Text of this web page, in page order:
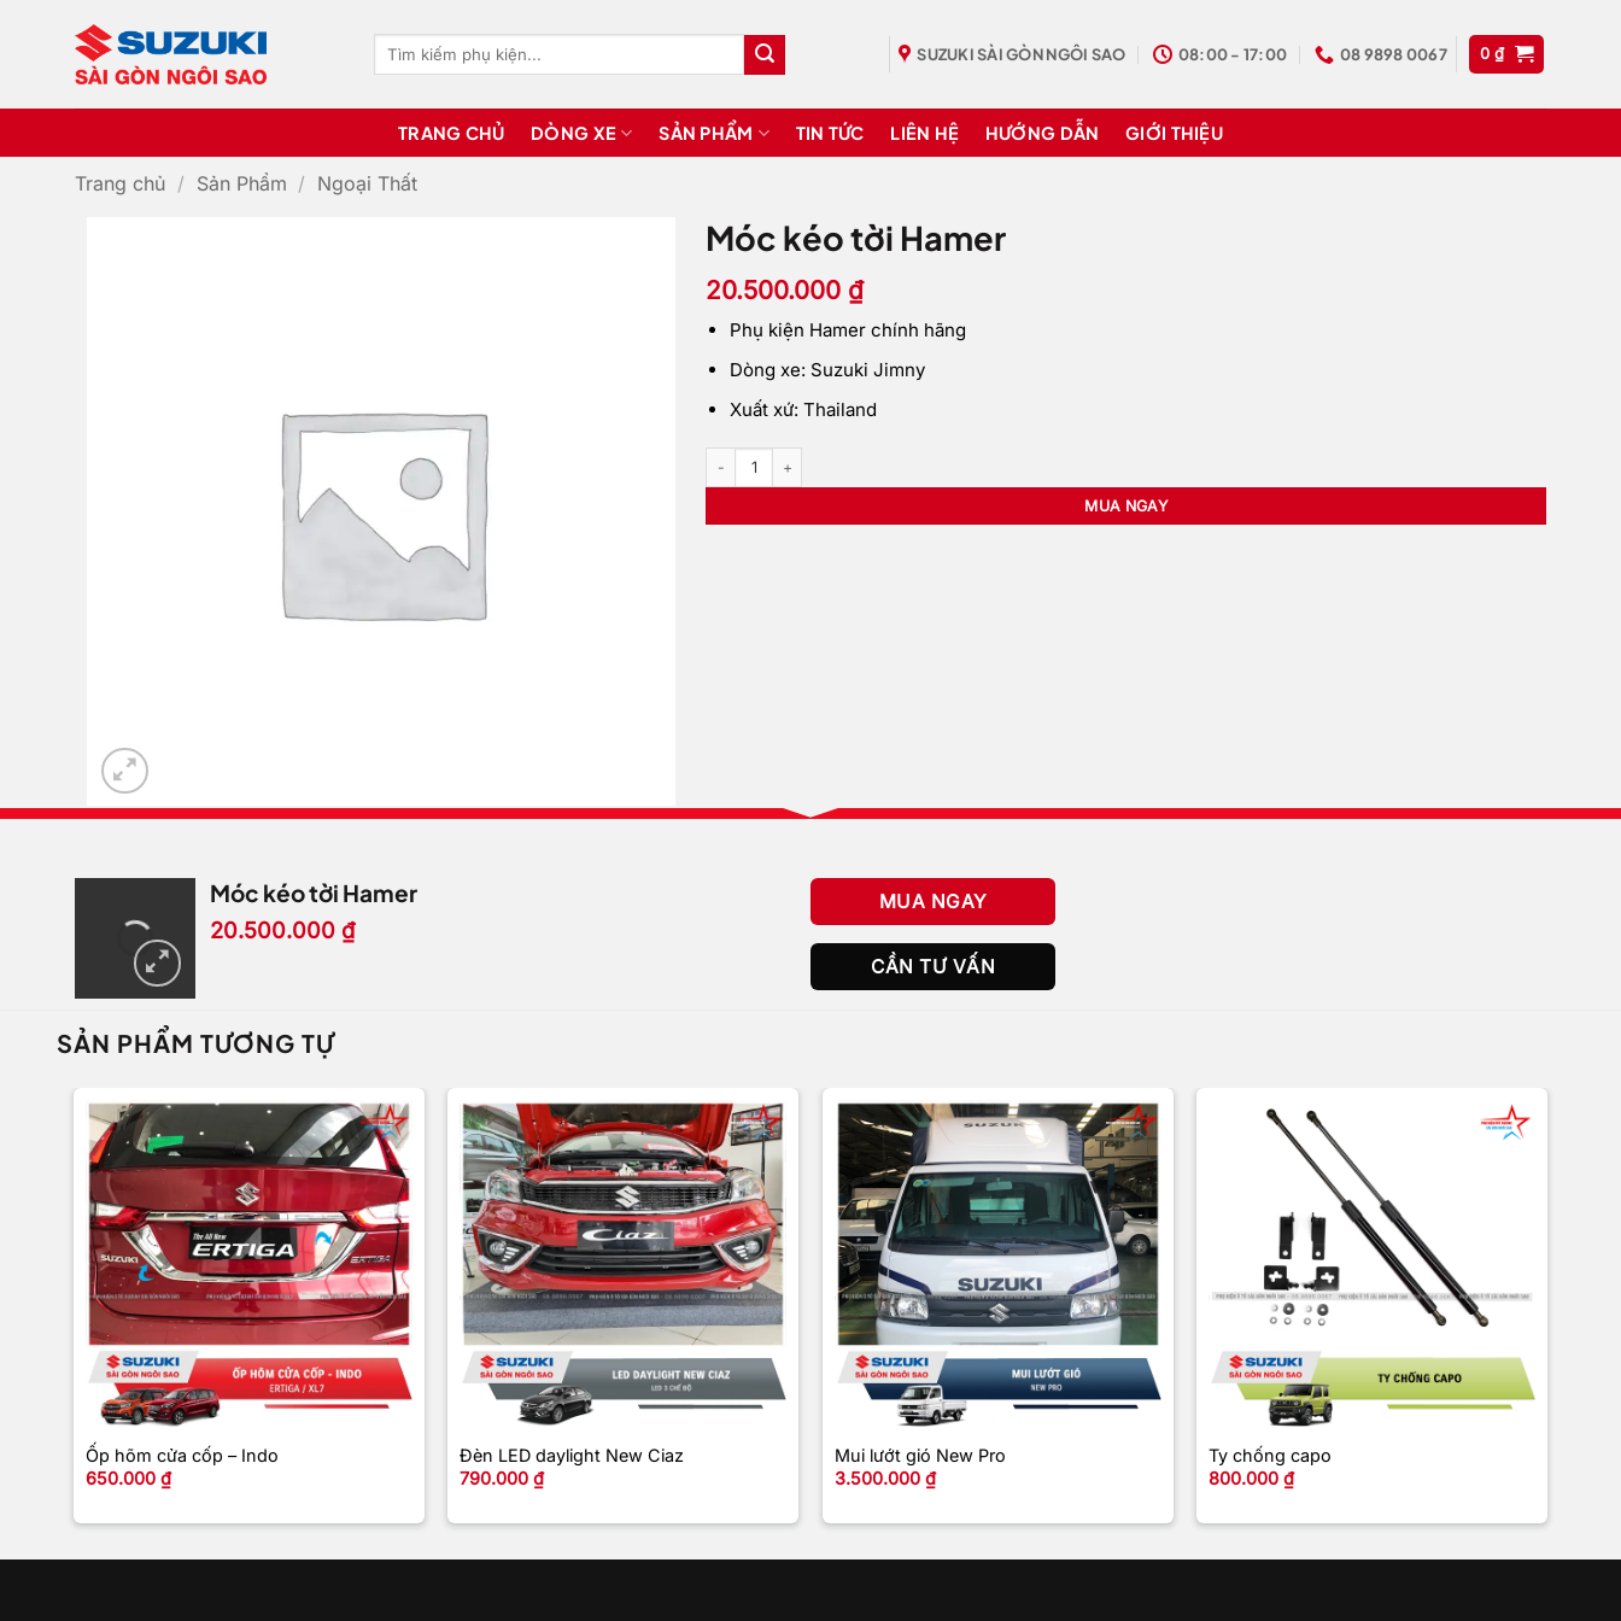
dung
Tìm
SUZUKI SÀI GÒN NGÔI SAO 08:00 - 17:00 08 9898 0067 0₫
TRANG CHỦ DÒNG XE SẢN PHẨM TIN TỨC LIÊN HỆ HƯỚNG DẪN GIỚI THIỆU
Trang chủ / Sản Phẩm / Ngoại Thất
Móc kéo tời Hamer
20.500.000 ₫
Phụ kiện Hamer chính hãng
Dòng xe: Suzuki Jimny
Xuất xứ: Thailand
Móc kéo tời Hamer số lượng
MUA NGAY
Móc kéo tời Hamer
20.500.000 ₫
MUA NGAY
CẦN TƯ VẤN
SẢN PHẨM TƯƠNG TỰ
+
Ốp hõm cửa cốp – Indo
650.000 ₫
+
Đèn LED daylight New Ciaz
790.000₫
+
Mui lướt gió New Pro
3.500.000 ₫
+
Ty chống capo
800.000₫